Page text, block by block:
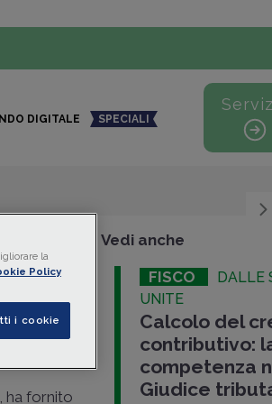
DIGITALE SPECIALI
in
, ha fornito
Vedi anche
FISCO
DALLE
UNITE
Calcolo del
contributivo:
competenza
Giudice
la
Policy
i cookie